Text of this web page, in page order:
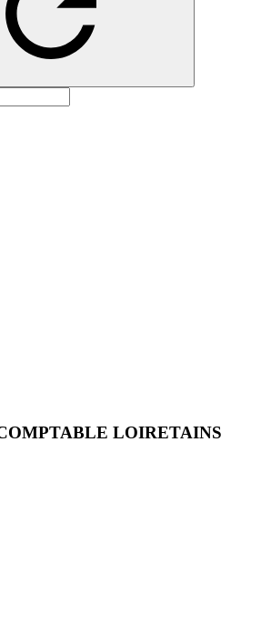
LOIRETAINS